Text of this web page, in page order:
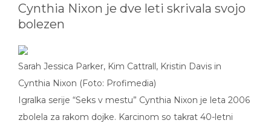
Cynthia Nixon je dve leti skrivala svojo
bolezen
Sarah Jessica Parker, Kim Cattrall, Kristin Davis in
Cynthia Nixon (Foto: Profimedia)
Igralka serije “Seks v mestu” Cynthia Nixon je leta 2006
zbolela za rakom dojke. Karcinom so takrat 40-letni